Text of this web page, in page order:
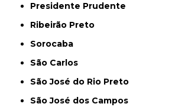
Presidente Prudente
Ribeirão Preto
Sorocaba
São Carlos
São José do Rio Preto
São José dos Campos